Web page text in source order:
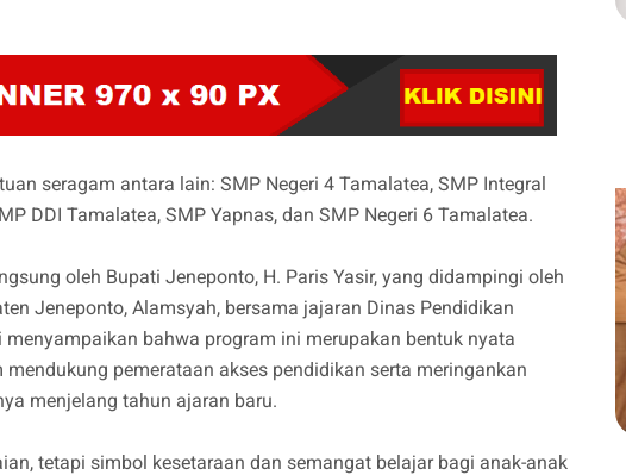
seragam antara lain: SMP Negeri 4 Tamalatea, SMP Integral
DDI Tamalatea, SMP Yapnas, dan SMP Negeri 6 Tamalatea.
oleh Bupati Jeneponto, H. Paris Yasir, yang didampingi oleh
Jeneponto, Alamsyah, bersama jajaran Dinas Pendidikan
bahwa program ini merupakan bentuk nyata
pemerataan akses pendidikan serta meringankan
menjelang tahun ajaran baru.
tetapi simbol kesetaraan dan semangat belajar bagi anak-anak